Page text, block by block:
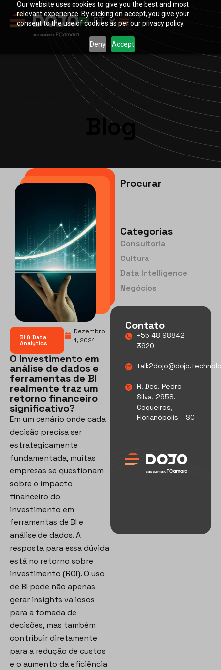
Our website uses cookies to give you the best and most
relevant experience. By clicking on accept, you give your
consent to the use of cookies as per our privacy policy.
Deny Accept
PT
EN
ES
O INVESTIMENTO EM ANÁLISE DE DADOS
E FERRAMENTAS DE BI REALMENTE TRAZ UM RETORNO
FINANCEIRO SIGNIFICATIVO?
Blog
BI & Data
Analytics
Dezembro
4, 2024
O investimento em
análise de dados e
ferramentas de BI
realmente traz um
retorno financeiro
significativo?
Em um cenário onde cada
decisão precisa ser
estrategicamente
fundamentada, muitas
empresas se questionam
sobre o impacto
financeiro do
investimento em
ferramentas de BI e
análise de dados. A
resposta para essa dúvida
está no retorno sobre
investimento (ROI). O uso
de BI pode não apenas
gerar insights valiosos
para a tomada de
decisões, mas também
contribuir diretamente
para a redução de custos
e o aumento da eficiência
Procurar
Categorias
Consultoria
Cultura
Data Intelligence
Negócios
Contato
+55 48 98842-
3920
R. Des. Pedro
Silva, 2958.
Coqueiros,
Florianópolis – SC